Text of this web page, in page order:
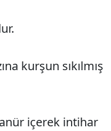
kurşun sıkılmış
içerek intihar